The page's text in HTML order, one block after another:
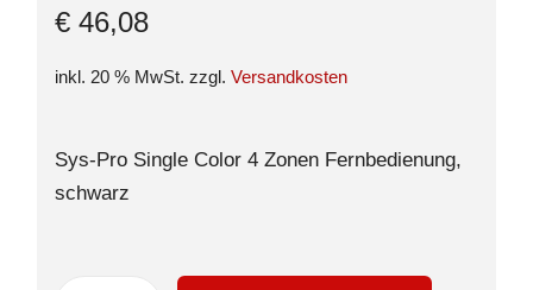
€ 46,08
inkl. 20 % MwSt. zzgl. Versandkosten
Sys-Pro Single Color 4 Zonen Fernbedienung,
schwarz